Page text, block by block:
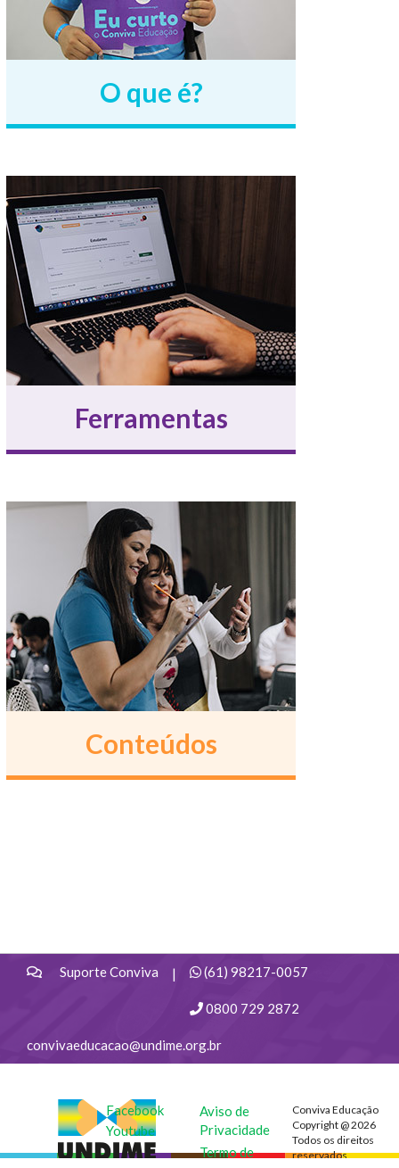
O que é?
Ferramentas
Conteúdos
Suporte Conviva | (61) 98217-0057
0800 729 2872
convivaeducacao@undime.org.br
UNDIMEFacebook
Youtube
Aviso de
Privacidade
Termo de
Conviva Educação
Copyright @ 2026
Todos os direitos
reservados